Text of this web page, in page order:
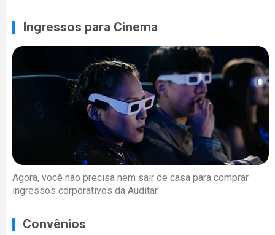
Ingressos para Cinema
Agora, você não precisa nem sair de casa para comprar
ingressos corporativos da Auditar.
Convênios